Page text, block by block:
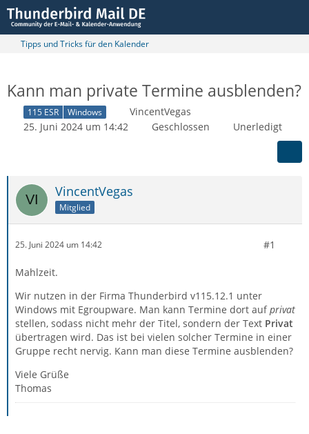
Tipps und Tricks für den Kalender
Kann man private Termine ausblenden?
115 ESR Windows
VincentVegas
25. Juni 2024 um 14:42
Geschlossen Unerledigt
VincentVegas
Mitglied
25. Juni 2024 um 14:42 #1
Mahlzeit.
Wir nutzen in der Firma Thunderbird v115.12.1 unter
Windows mit Egroupware. Man kann Termine dort aufprivat
stellen, sodass nicht mehr der Titel, sondern der Text Privat
übertragen wird. Das ist bei vielen solcher Termine in einer
Gruppe recht nervig. Kann man diese Termine ausblenden?
Viele Grüße
Thomas